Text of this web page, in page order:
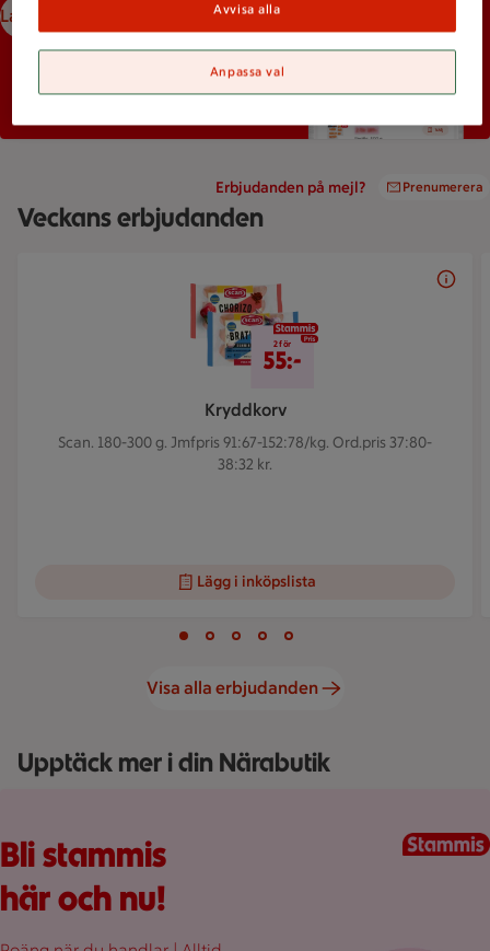
Ladda ned ICA-appen
Erbjudanden på mejl? Prenumerera
Veckans erbjudanden
Bildspel med 5 bilder.
Kryddkorv
Scan. 180-300 g. Jmfpris 91:67-152:78/kg. Ord.pris 37:80-
38:32 kr.
2 för 55 kr
2 för
55:-
Lägg i inköpslista
Bild 1 av 5
Bild 2 av 5
Bild 3 av 5Bild 4 av 5
Visa alla erbjudanden
Upptäck mer i din Närabutik
Bli stammis
här och nu!
Avvisa alla
Anpassa val